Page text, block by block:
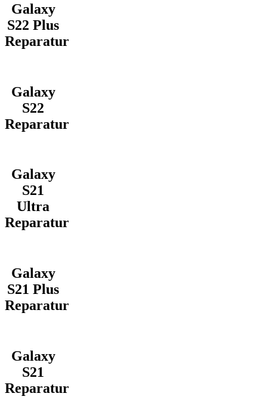
Galaxy
S22 Plus
Reparatur
Galaxy
S22
Reparatur
Galaxy
S21
Ultra
Reparatur
Galaxy
S21 Plus
Reparatur
Galaxy
S21
Reparatur